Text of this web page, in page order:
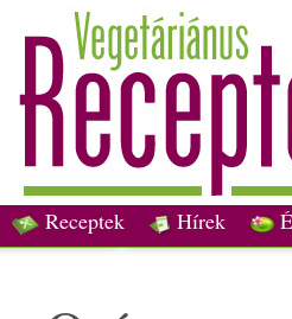
Receptek Hírek